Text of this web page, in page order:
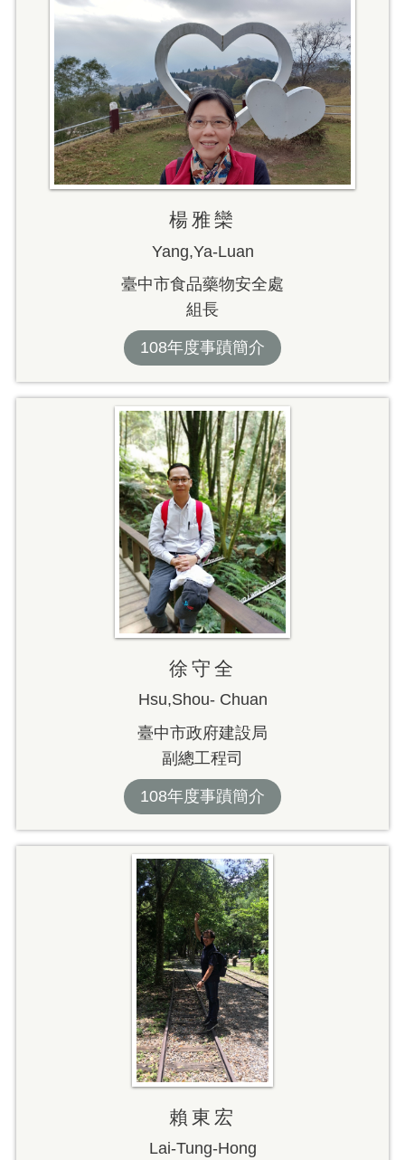
楊雅欒
Yang,Ya-Luan
臺中市食品藥物安全處
組長
108年度事蹟簡介
徐守全
Hsu,Shou- Chuan
臺中市政府建設局
副總工程司
108年度事蹟簡介
賴東宏
Lai-Tung-Hong